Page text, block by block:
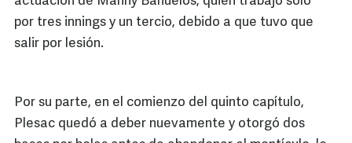
por tres innings y un tercio, debido a que tuvo que
salir por lesión.
Por su parte, en el comienzo del quinto capítulo,
Plesac quedó a deber nuevamente y otorgó dos